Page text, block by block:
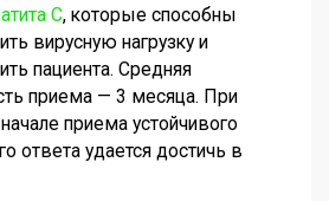
С, которые способны
вирусную нагрузку и
пациента. Средняя
приема — 3 месяца. При
приема устойчивого
ответа удается достичь в